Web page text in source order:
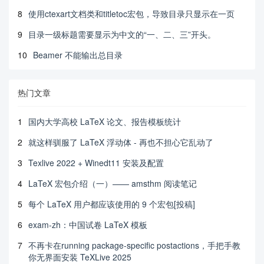
8 使用ctexart文档类和titletoc宏包，导致目录只显示在一页
9
目录一级标题需要显示为中文的“一、二、三”开头。
10 Beamer 不能输出总目录
热门文章
1
国内大学高校 LaTeX 论文、报告模板统计
2 就这样驯服了 LaTeX 浮动体 - 再也不担心它乱动了
3 Texlive 2022 + Winedt11 安装及配置
4 LaTeX 宏包介绍（一）—— amsthm 阅读笔记
5 每个 LaTeX 用户都应该使用的 9 个宏包[投稿]
6 exam-zh：中国试卷 LaTeX 模板
7 不再卡在running package-specific postactions，手把手教
你无界面安装 TeXLive 2025